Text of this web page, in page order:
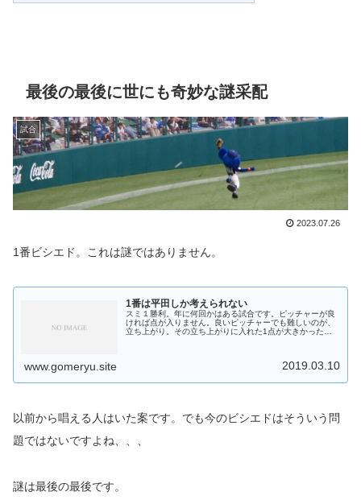
最後の最後に世にも奇妙な謎采配
試合
2023.07.26
1番ビシエド。これは謎ではありません。
1番は平田しか考えられない
スミ１勝利。年に何回かはある試合です。ピッチャーが良
ければ点が入りません。良いピッチャーでも難しいのが、
立ち上がり。その立ち上がりに入れた1点が大きかった。
www.gomeryu.site 2019.03.10
以前から唱える人はいた案です。でも今のビシエドはそういう問
題ではないですよね、、、
謎は最後の最後です。